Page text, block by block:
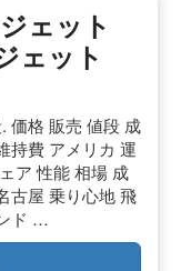
ェット
ェット
価格 販売 値段 成
持費 アメリカ 運
ア 性能 相場 成
古屋 乗り心地 飛
ド …